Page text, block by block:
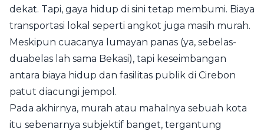
dekat. Tapi, gaya hidup di sini tetap membumi. Biaya
transportasi lokal seperti angkot juga masih murah.
Meskipun cuacanya lumayan panas (ya, sebelas-
duabelas lah sama Bekasi), tapi keseimbangan
antara biaya hidup dan fasilitas publik di Cirebon
patut diacungi jempol.
Pada akhirnya, murah atau mahalnya sebuah kota
itu sebenarnya subjektif banget, tergantung